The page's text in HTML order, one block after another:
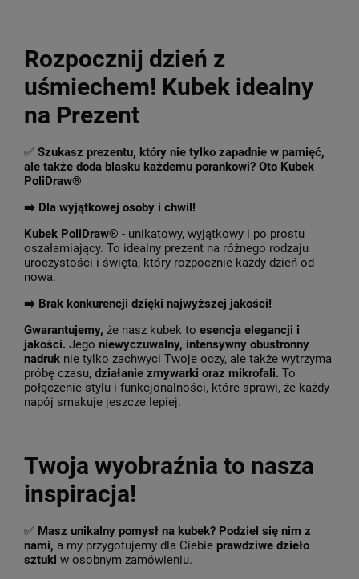
Rozpocznij dzień z
uśmiechem! Kubek idealny
na Prezent
✅ Szukasz prezentu, który nie tylko zapadnie w pamięć,
ale także doda blasku każdemu porankowi? Oto Kubek
PoliDraw®
➡️ Dla wyjątkowej osoby i chwil!
Kubek PoliDraw® - unikatowy, wyjątkowy i po prostu
oszałamiający. To idealny prezent na różnego rodzaju
uroczystości i święta, który rozpocznie każdy dzień od
nowa.
➡️ Brak konkurencji dzięki najwyższej jakości!
Gwarantujemy, że nasz kubek to esencja elegancji i
jakości. Jego niewyczuwalny, intensywny obustronny
nadruk nie tylko zachwyci Twoje oczy, ale także wytrzyma
próbę czasu, działanie zmywarki oraz mikrofali. To
połączenie stylu i funkcjonalności, które sprawi, że każdy
napój smakuje jeszcze lepiej.
Twoja wyobraźnia to nasza
inspiracja!
✅ Masz unikalny pomysł na kubek? Podziel się nim z
nami, a my przygotujemy dla Ciebie prawdziwe dzieło
sztuki w osobnym zamówieniu.